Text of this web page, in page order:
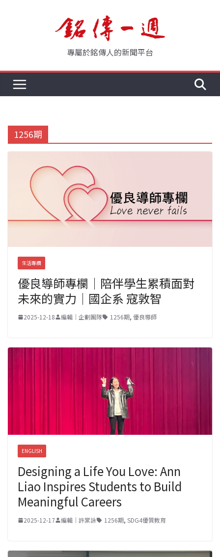
專屬於銘傳人的新聞平台
1256期
生活專欄
優良導師專欄｜陪伴學生累積面對
未來的實力｜國企系 寇敦智
2025-12-18 編輯｜企劃團隊 1256期, 優良導師
ENGLISH
Designing a Life You Love: Ann
Liao Inspires Students to Build
Meaningful Careers
2025-12-17 編輯｜許棠詠 1256期, SDG4優質教育